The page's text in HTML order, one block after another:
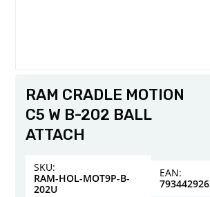
RAM CRADLE MOTION
C5 W B-202 BALL
ATTACH
SKU:
RAM-HOL-MOT9P-B-
202U
EAN: